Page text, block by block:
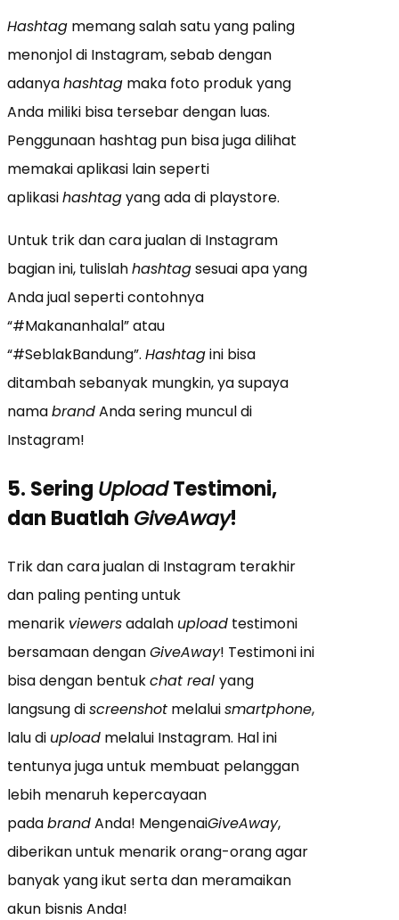
Hashtag memang salah satu yang paling
menonjol di Instagram, sebab dengan
adanyahashtag maka foto produk yang
Anda miliki bisa tersebar dengan luas.
Penggunaan hashtag pun bisa juga dilihat
memakai aplikasi lain seperti
aplikasihashtagyang ada di playstore.
Untuk trik dan cara jualan di Instagram
bagian ini, tulislahhashtagsesuai apa yang
Anda jual seperti contohnya
“#Makananhalal” atau
“#SeblakBandung”. Hashtagini bisa
ditambah sebanyak mungkin, ya supaya
namabrandAnda sering muncul di
Instagram!
5. Sering UploadTestimoni,
dan Buatlah GiveAway!
Trik dan cara jualan di Instagram terakhir
dan paling penting untuk
menarik viewersadalah upload testimoni
bersamaan denganGiveAway! Testimoni ini
bisa dengan bentukchat real yang
langsung discreenshot melaluismartphone,
lalu di upload melalui Instagram. Hal ini
tentunya juga untuk membuat pelanggan
lebih menaruh kepercayaan
padabrandAnda! MengenaiGiveAway,
diberikan untuk menarik orang-orang agar
banyak yang ikut serta dan meramaikan
akun bisnis Anda!